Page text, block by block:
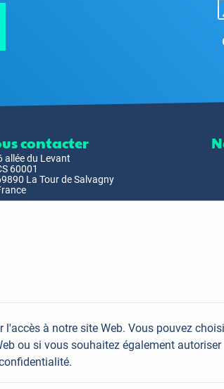
contacter
allée du Levant
60001
La Tour de Salvagny
à notre site Web. Vous pouvez
ou si vous souhaitez également